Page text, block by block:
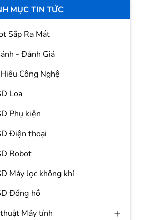
MỤC TIN TỨC
Sắp Ra Mắt
- Đánh Giá
Công Nghệ
Loa
Phụ kiện
Điện thoại
Robot
Máy lọc không khí
Đồng hồ
Máy tính